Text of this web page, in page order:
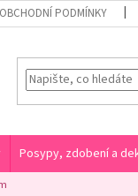
OBCHODNÍ PODMÍNKY
Posypy, zdobení a